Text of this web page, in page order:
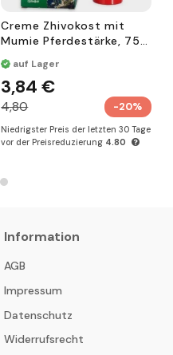
Creme Zhivokost mit
Mumie Pferdestärke, 75
auf Lager
3,84 €
4,80 -20%
Niedrigster Preis der letzten 30 Tage
vor der Preisreduzierung 4.80
Information
AGB
Impressum
Datenschutz
Widerrufsrecht